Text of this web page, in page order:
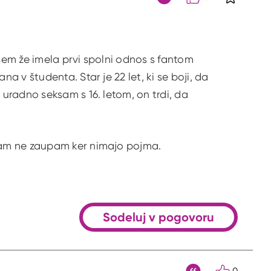
že imela prvi spolni odnos s fantom
v študenta. Star je 22 let, ki se boji, da
seksam s 16. letom, on trdi, da
ne zaupam ker nimajo pojma.
Sodeluj v pogovoru